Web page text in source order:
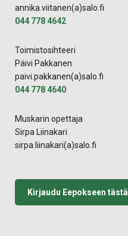
annika.viitanen(a)salo.fi
044 778 4642
Toimistosihteeri
Päivi Pakkanen
paivi.pakkanen(a)salo.fi
044 778 4640
Muskarin opettaja
Sirpa Liinakari
sirpa.liinakari(a)salo.fi
Kirjaudu Eepokseen tästä